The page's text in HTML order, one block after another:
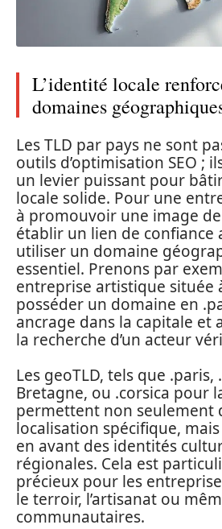
L’identité locale
domaines
Les TLD par pays ne sont
outils d’optimisation SEO ;
un levier puissant pour
locale solide. Pour une
à promouvoir une image
établir un lien de confiance
utiliser un domaine
essentiel. Prenons par
entreprise artistique située
posséder un domaine en
ancrage dans la capitale et
la recherche d’un acteur
Les geoTLD, tels que .paris,
Bretagne, ou .corsica pour
permettent non seulement
localisation spécifique,
en avant des identités
régionales. Cela est
précieux pour les
le terroir, l’artisanat ou
communautaires.